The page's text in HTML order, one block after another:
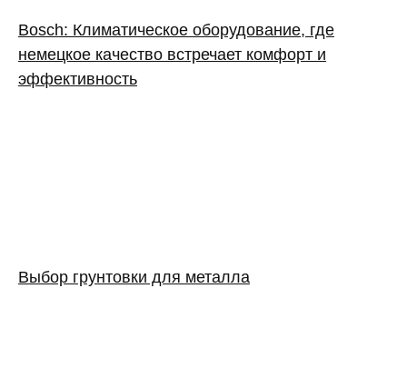
Bosch: Климатическое оборудование, где
немецкое качество встречает комфорт и
эффективность
Выбор грунтовки для металла